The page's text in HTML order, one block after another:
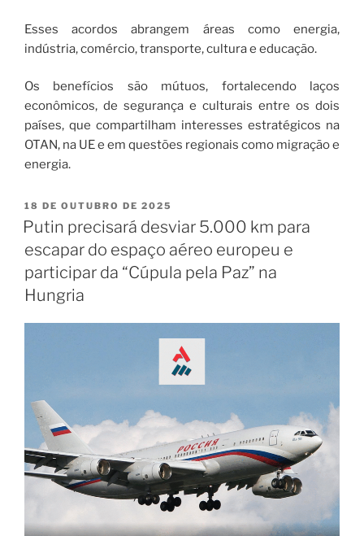
Esses acordos abrangem áreas como energia,
indústria, comércio, transporte, cultura e educação.
Os benefícios são mútuos, fortalecendo laços
econômicos, de segurança e culturais entre os dois
países, que compartilham interesses estratégicos na
OTAN, na UE e em questões regionais como migração e
energia.
18 DE OUTUBRO DE 2025
Putin precisará desviar 5.000 km para
escapar do espaço aéreo europeu e
participar da “Cúpula pela Paz” na
Hungria